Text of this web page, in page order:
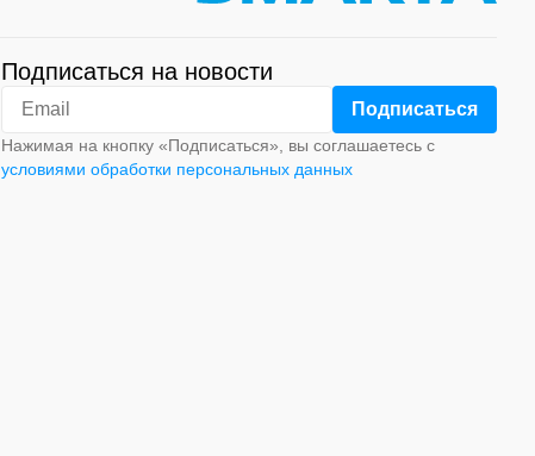
Подписаться на новости
Нажимая на кнопку «Подписаться», вы соглашаетесь с
условиями обработки персональных данных